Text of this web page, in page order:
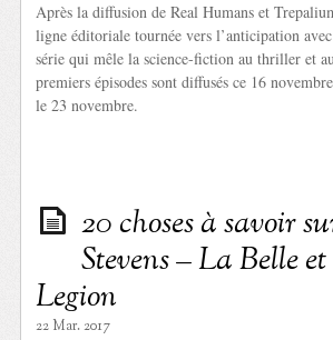
Après la diffusion de Real Humans et
ligne éditoriale tournée vers l’anticipation
série qui mêle la science-fiction au thriller et
premiers épisodes sont diffusés ce 16
le 23 novembre.
20 choses à savoir
Stevens – La Belle
Legion
22 Mar. 2017